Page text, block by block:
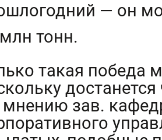
— он
тонн.
такая победа
зав.